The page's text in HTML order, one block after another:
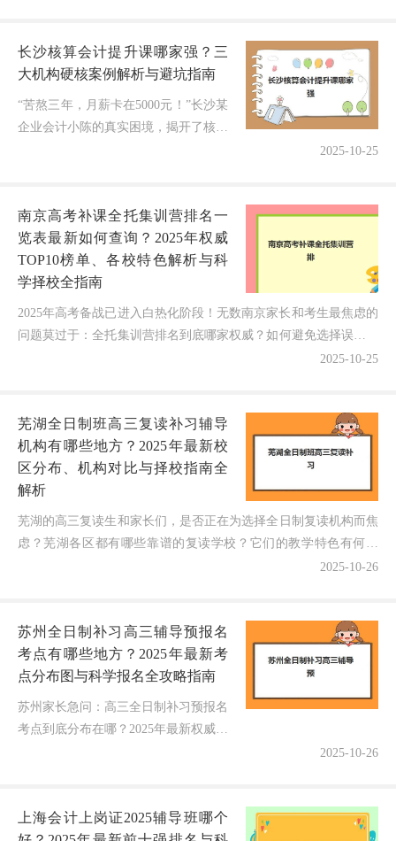
长沙核算会计提升课哪家强？三
大机构硬核案例解析与避坑指南
“苦熬三年，月薪卡在5000元！”长沙某
企业会计小陈的真实困境，揭开了核算
2025-10-25
南京高考补课全托集训营排名一
览表最新如何查询？2025年权威
TOP10榜单、各校特色解析与科
学择校全指南
2025年高考备战已进入白热化阶段！无数南京家长和考生最焦虑的
问题莫过于：全托集训营排名到底哪家权威？如何避免选择误区？
作为一名深耕南京高考辅导领域12年的专业博主，今天...2025-10-25
芜湖全日制班高三复读补习辅导
机构有哪些地方？2025年最新校
区分布、机构对比与择校指南全
解析
芜湖的高三复读生和家长们，是否正在为选择全日制复读机构而焦
虑？芜湖各区都有哪些靠谱的复读学校？它们的教学特色有何不
同？如何根据自身情况选择最适合的校区？别急！作为深耕芜湖...
2025-10-26
苏州全日制补习高三辅导预报名
考点有哪些地方？2025年最新考
点分布图与科学报名全攻略指南
苏州家长急问：高三全日制补习预报名
考点到底分布在哪？2025年最新权威考
2025-10-26
上海会计上岗证2025辅导班哪个